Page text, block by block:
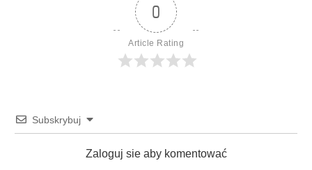
0
Article Rating
Subskrybuj
Zaloguj sie aby komentować